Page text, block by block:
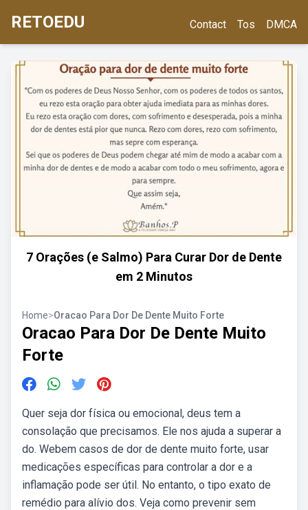
RETOEDU Contact Tos DMCA
7 Orações (e Salmo) Para Curar Dor de Dente
em 2 Minutos
Home>Oracao Para Dor De Dente Muito Forte
Oracao Para Dor De Dente Muito
Forte
Quer seja dor física ou emocional, deus tem a
consolação que precisamos. Ele nos ajuda a superar a
do. Webem casos de dor de dente muito forte, usar
medicações específicas para controlar a dor e a
inflamação pode ser útil. No entanto, o tipo exato de
remédio para alívio dos. Veja como prevenir sem